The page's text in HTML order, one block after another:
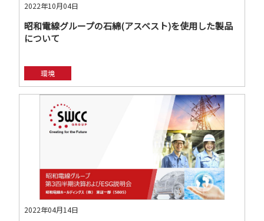
2022年10月04日
昭和電線グループの石綿(アスベスト)を使用した製品
について
環境
2022年04月14日